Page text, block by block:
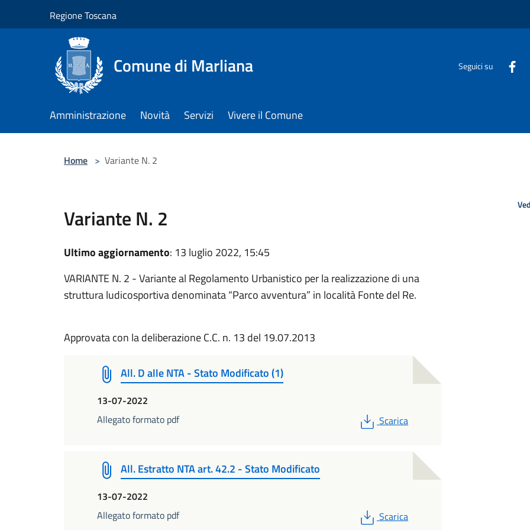
Regione Toscana
Comune di Marliana Seguici su
Amministrazione Novità Servizi Vivere il Comune
Home > Variante N. 2
Variante N. 2
Ultimo aggiornamento: 13 luglio 2022, 15:45
VARIANTE N. 2 - Variante al Regolamento Urbanistico per la realizzazione di una
struttura ludicosportiva denominata “Parco avventura” in località Fonte del Re.
Approvata con la deliberazione C.C. n. 13 del 19.07.2013
All. D alle NTA - Stato Modificato (1)
13-07-2022
Allegato formato pdf
PDF
Scarica
All. Estratto NTA art. 42.2 - Stato Modificato
13-07-2022
Allegato formato pdf
PDF
Scarica